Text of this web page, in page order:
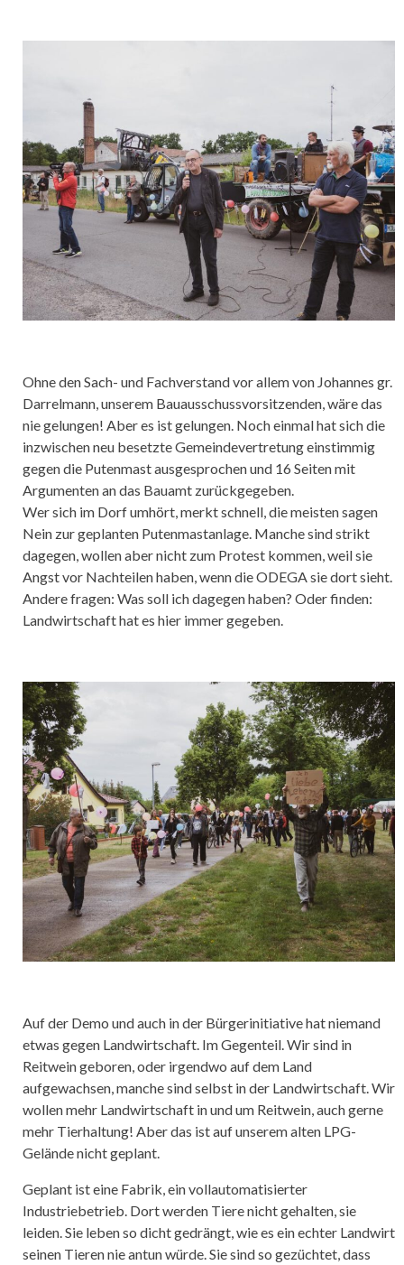
Ohne den Sach- und Fachverstand vor allem von Johannes gr.
Darrelmann, unserem Bauausschussvorsitzenden, wäre das
nie gelungen! Aber es ist gelungen. Noch einmal hat sich die
inzwischen neu besetzte Gemeindevertretung einstimmig
gegen die Putenmast ausgesprochen und 16 Seiten mit
Argumenten an das Bauamt zurückgegeben.
Wer sich im Dorf umhört, merkt schnell, die meisten sagen
Nein zur geplanten Putenmastanlage. Manche sind strikt
dagegen, wollen aber nicht zum Protest kommen, weil sie
Angst vor Nachteilen haben, wenn die ODEGA sie dort sieht.
Andere fragen: Was soll ich dagegen haben? Oder finden:
Landwirtschaft hat es hier immer gegeben.
Auf der Demo und auch in der Bürgerinitiative hat niemand
etwas gegen Landwirtschaft. Im Gegenteil. Wir sind in
Reitwein geboren, oder irgendwo auf dem Land
aufgewachsen, manche sind selbst in der Landwirtschaft. Wir
wollen mehr Landwirtschaft in und um Reitwein, auch gerne
mehr Tierhaltung! Aber das ist auf unserem alten LPG-
Gelände nicht geplant.
Geplant ist eine Fabrik, ein vollautomatisierter
Industriebetrieb. Dort werden Tiere nicht gehalten, sie
leiden. Sie leben so dicht gedrängt, wie es ein echter Landwirt
seinen Tieren nie antun würde. Sie sind so gezüchtet, dass